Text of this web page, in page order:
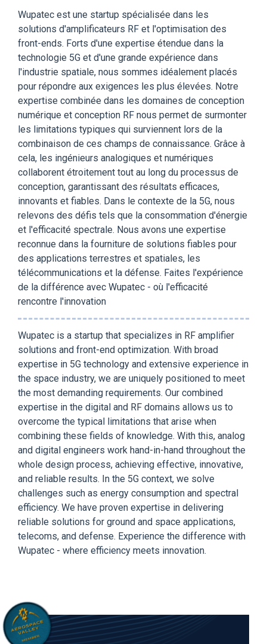
Wupatec est une startup spécialisée dans les
solutions d'amplificateurs RF et l'optimisation des
front-ends. Forts d'une expertise étendue dans la
technologie 5G et d'une grande expérience dans
l'industrie spatiale, nous sommes idéalement placés
pour répondre aux exigences les plus élevées. Notre
expertise combinée dans les domaines de conception
numérique et conception RF nous permet de surmonter
les limitations typiques qui surviennent lors de la
combinaison de ces champs de connaissance. Grâce à
cela, les ingénieurs analogiques et numériques
collaborent étroitement tout au long du processus de
conception, garantissant des résultats efficaces,
innovants et fiables. Dans le contexte de la 5G, nous
relevons des défis tels que la consommation d'énergie
et l'efficacité spectrale. Nous avons une expertise
reconnue dans la fourniture de solutions fiables pour
des applications terrestres et spatiales, les
télécommunications et la défense. Faites l'expérience
de la différence avec Wupatec - où l'efficacité
rencontre l'innovation
Wupatec is a startup that specializes in RF amplifier
solutions and front-end optimization. With broad
expertise in 5G technology and extensive experience in
the space industry, we are uniquely positioned to meet
the most demanding requirements. Our combined
expertise in the digital and RF domains allows us to
overcome the typical limitations that arise when
combining these fields of knowledge. With this, analog
and digital engineers work hand-in-hand throughout the
whole design process, achieving effective, innovative,
and reliable results. In the 5G context, we solve
challenges such as energy consumption and spectral
efficiency. We have proven expertise in delivering
reliable solutions for ground and space applications,
telecoms, and defense. Experience the difference with
Wupatec - where efficiency meets innovation.